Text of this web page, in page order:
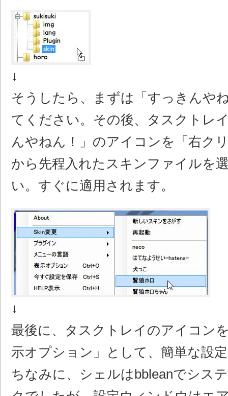
↓
そうしたら、まずは「すっきんや
てください。その後、タスクトレ
んやねん！」のアイコンを「右ク
から先程入れたスキンファイルを
い。すぐに適用されます。
↓
最後に、タスクトレイのアイコン
示オプション」として、簡単な設
ちなみに、シェルはbbleanでシス